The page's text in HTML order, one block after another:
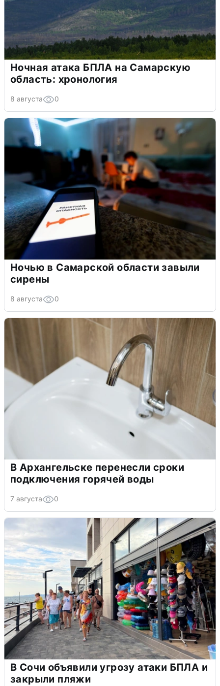
Ночная атака БПЛА на Самарскую
область: хронология
8 августа 0
Ночью в Самарской области завыли
сирены
8 августа 0
В Архангельске перенесли сроки
подключения горячей воды
7 августа 0
В Сочи объявили угрозу атаки БПЛА и
закрыли пляжи